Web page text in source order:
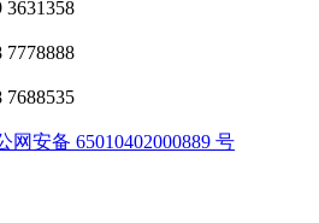
3631358
7778888
7688535
网安备 65010402000889 号